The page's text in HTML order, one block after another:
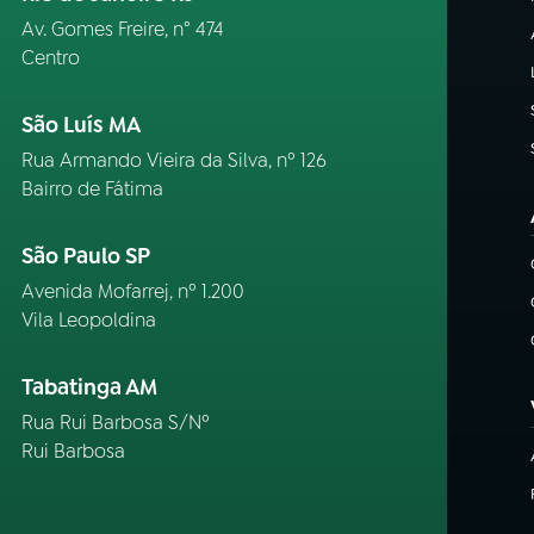
Av. Gomes Freire, n° 474
Centro
São Luís MA
Rua Armando Vieira da Silva, nº 126
Bairro de Fátima
São Paulo SP
Avenida Mofarrej, nº 1.200
Vila Leopoldina
Tabatinga AM
Rua Rui Barbosa S/Nº
Rui Barbosa